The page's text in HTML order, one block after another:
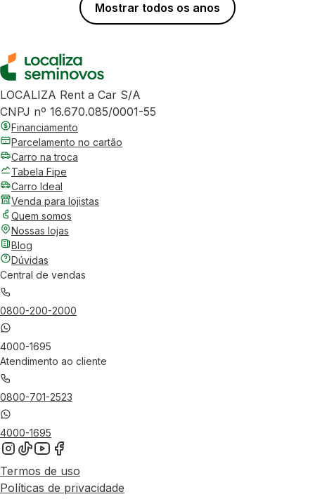
Mostrar todos os anos
LOCALIZA Rent a Car S/A
CNPJ nº 16.670.085/0001-55
Financiamento
Parcelamento no cartão
Carro na troca
Tabela Fipe
Carro Ideal
Venda para lojistas
Quem somos
Nossas lojas
Blog
Dúvidas
Central de vendas
0800-200-2000
4000-1695
Atendimento ao cliente
0800-701-2523
4000-1695
Termos de uso
Políticas de privacidade